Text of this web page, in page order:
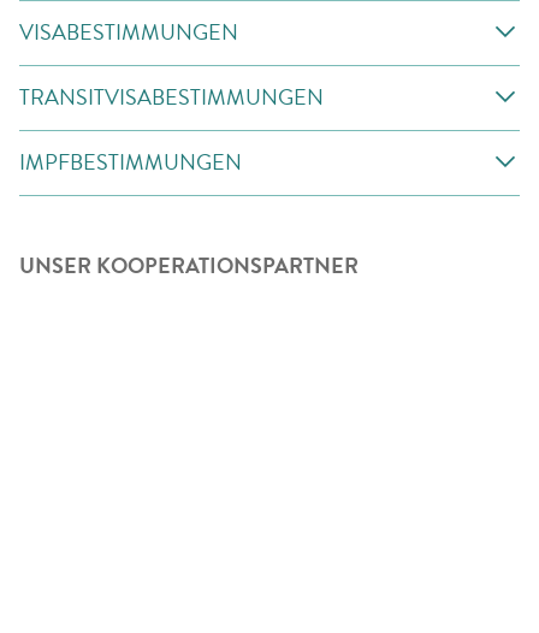
VISABESTIMMUNGEN
TRANSITVISABESTIMMUNGEN
IMPFBESTIMMUNGEN
UNSER KOOPERATIONSPARTNER